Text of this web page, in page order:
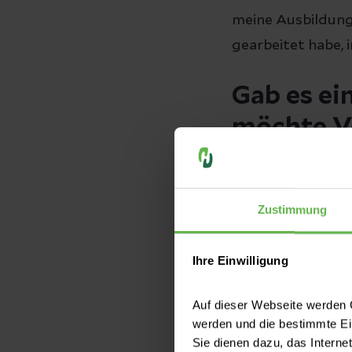
Zustimmung
Ihre Einwilligung
Auf dieser Webseite
werden und die bestimmte
Sie dienen dazu, das
meine
gearbeitet habe,
Gab es
möchte
Den einen
heute unsere
Verantwortung
wurde, ob ich
Was hat